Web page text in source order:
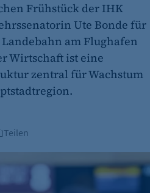
Frühstück der IHK
Ute Bonde für
am Flughafen
Wirtschaft ist eine
zentral für Wachstum
Teilen